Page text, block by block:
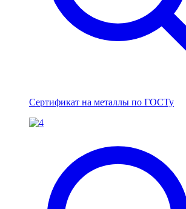
Сертификат на металлы по ГОСТу